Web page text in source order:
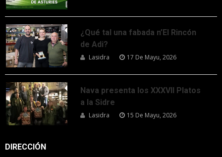
¿Qué tal una fabada n’El Rincón
de Adi?
Lasidra 17 De Mayu, 2026
Nava presenta los XXXVII Platos
a la Sidre
Lasidra 15 De Mayu, 2026
DIRECCIÓN